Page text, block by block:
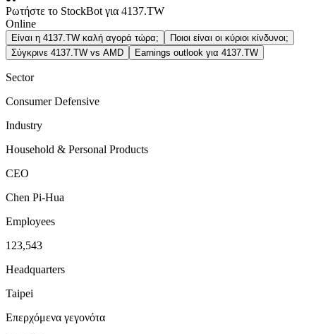
Ρωτήστε το StockBot για 4137.TW
Online
Είναι η 4137.TW καλή αγορά τώρα;
Ποιοι είναι οι κύριοι κίνδυνοι;
Σύγκρινε 4137.TW vs AMD
Earnings outlook για 4137.TW
Sector
Consumer Defensive
Industry
Household & Personal Products
CEO
Chen Pi-Hua
Employees
123,543
Headquarters
Taipei
Επερχόμενα γεγονότα